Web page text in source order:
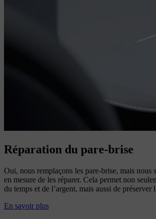
Réparation du pare-brise
Oui, nous remplaçons les pare-brise, mais nous
en mesure de les réparer. Cela permet non
du temps et de l’argent, mais aussi de préserver
En savoir plus